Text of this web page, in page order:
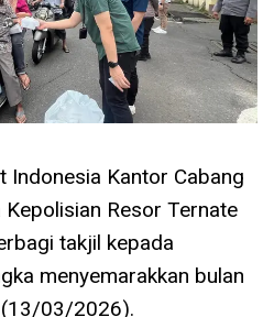
Indonesia Kantor Cabang
Resor Ternate
takjil kepada
menyemarakkan bulan
(13/03/2026).